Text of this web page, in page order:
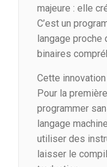
majeure : elle
C’est un
langage proche
binaires
Cette
Pour la
programmer
langage
utiliser des
laisser le